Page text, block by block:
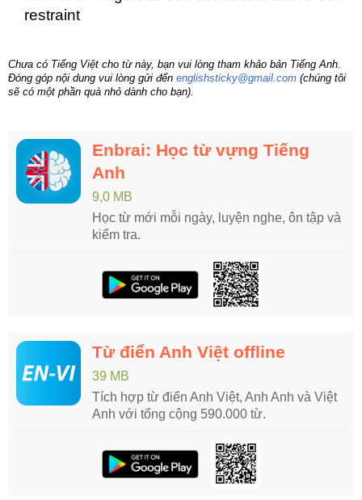
restraint
Chưa có Tiếng Việt cho từ này, bạn vui lòng tham khảo bản Tiếng Anh.
Đóng góp nội dung vui lòng gửi đến englishsticky@gmail.com (chúng tôi
sẽ có một phần quà nhỏ dành cho bạn).
Enbrai: Học từ vựng Tiếng
Anh
9,0 MB
Học từ mới mỗi ngày, luyện nghe, ôn tập và
kiểm tra.
Từ điển Anh Việt offline
39 MB
Tích hợp từ điển Anh Việt, Anh Anh và Việt
Anh với tổng cộng 590.000 từ.